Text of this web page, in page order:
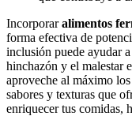
Incorporaralimentos
forma efectiva de
inclusión puede ayudar
hinchazón y el malestar
aproveche al máximo
sabores y texturas que
enriquecer tus comidas,